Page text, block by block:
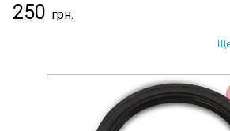
250